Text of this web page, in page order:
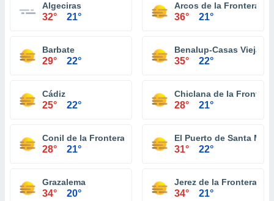
Algeciras
32° 21°
Arcos de la Frontera
36° 21°
Barbate
29° 22°
Benalup-Casas Viejas
35° 22°
Cádiz
25° 22°
Chiclana de la Frontera
28° 21°
Conil de la Frontera
28° 21°
El Puerto de Santa
31° 22°
Grazalema
34° 20°
Jerez de la Frontera
34° 21°